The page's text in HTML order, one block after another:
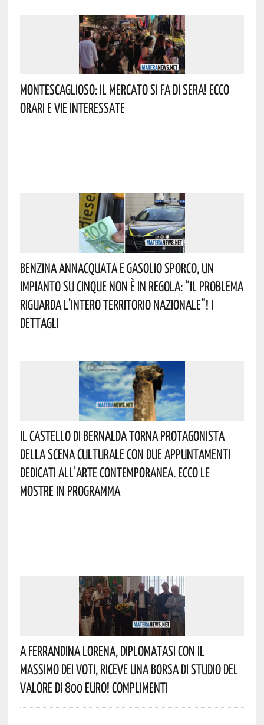
Montescaglioso: Il Mercato Si Fa Di Sera! Ecco
Orari E Vie Interessate
Benzina Annacquata E Gasolio Sporco, Un
Impianto Su Cinque Non È In Regola: “il Problema
Riguarda L’intero Territorio Nazionale”! I
Dettagli
Il Castello Di Bernalda Torna Protagonista
Della Scena Culturale Con Due Appuntamenti
Dedicati All’arte Contemporanea. Ecco Le
Mostre In Programma
A Ferrandina Lorena, Diplomatasi Con Il
Massimo Dei Voti, Riceve Una Borsa Di Studio Del
Valore Di 800 Euro! Complimenti